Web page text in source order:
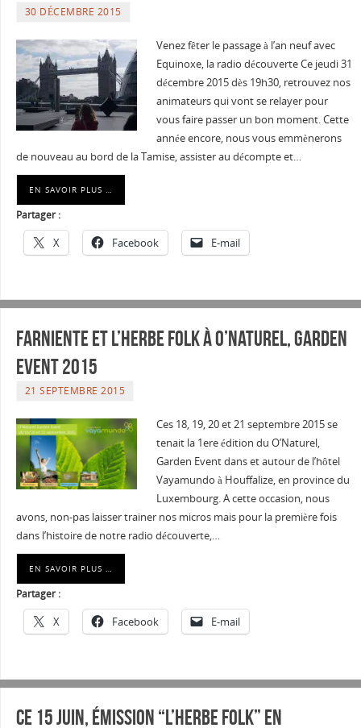
30 DÉCEMBRE 2015
Venez fêter le passage à l’an neuf avec
Equinoxe, la radio découverte Ce jeudi 31
décembre 2015 dès 19h30, retrouvez nos
animateurs qui vont se relayer pour
vous faire passer un bon moment. Cette
année encore, nous vous emmènerons
de nouveau au bord de la Tamise, assister au décompte et…
EN SAVOIR PLUS …
Partager :
X Facebook E-mail
Farniente et L’herbe folk à O’Naturel, GARDEN
event 2015
21 SEPTEMBRE 2015
Ces 18, 19, 20 et 21 septembre 2015 se
tenait la 1ere édition du O’Naturel,
Garden Event dans et autour de l’hôtel
Vayamundo à Houffalize, en province du
Luxembourg. A cette occasion, nous
avons, non-pas laisser trainer nos micros mais pour la première fois
dans l’histoire de notre radio découverte,…
EN SAVOIR PLUS …
Partager :
X Facebook E-mail
Ce 15 juin, émission “L’Herbe folk” en